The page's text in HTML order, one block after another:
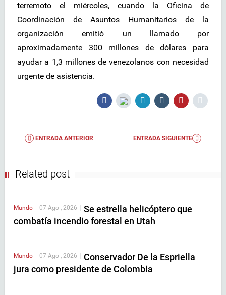
terremoto el miércoles, cuando la Oficina de
Coordinación de Asuntos Humanitarios de la
organización emitió un llamado por
aproximadamente 300 millones de dólares para
ayudar a 1,3 millones de venezolanos con necesidad
urgente de asistencia.
ENTRADA ANTERIOR ENTRADA SIGUIENTE
Related post
Mundo 07 Ago , 2026
Se estrella helicóptero que
combatía incendio forestal en Utah
Mundo | 07 Ago , 2026 | Conservador De la Espriella
jura como presidente de Colombia